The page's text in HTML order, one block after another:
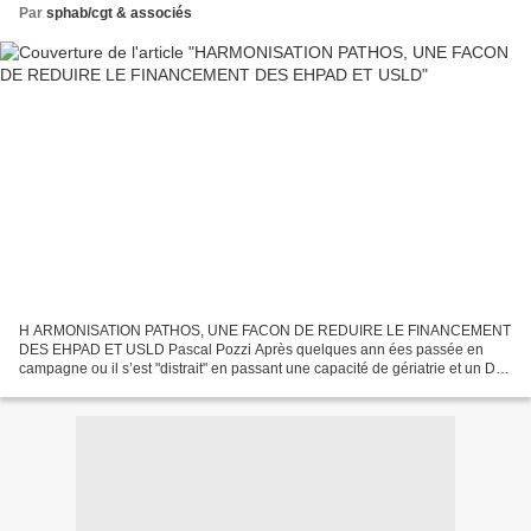
Par sphab/cgt & associés
H ARMONISATION PATHOS, UNE FACON DE REDUIRE LE FINANCEMENT
DES EHPAD ET USLD Pascal Pozzi Après quelques ann ées passée en
campagne ou il s’est "distrait" en passant une capacité de gériatrie et un DU